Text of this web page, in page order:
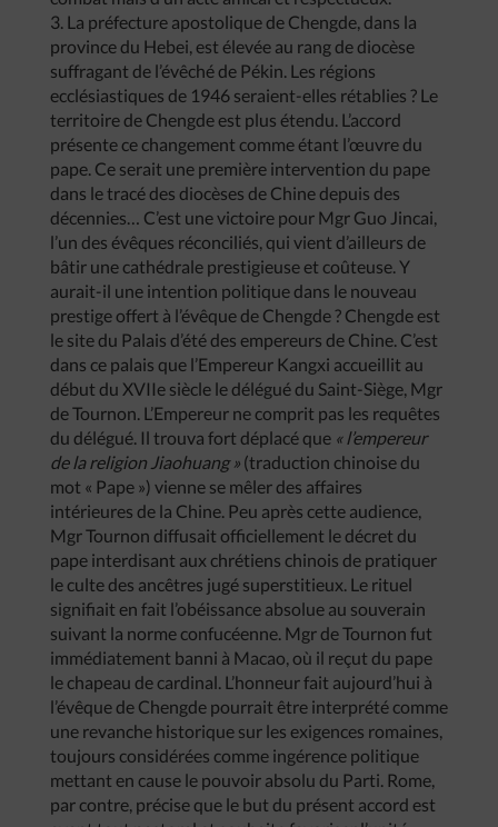
3. La préfecture apostolique de Chengde, dans la
province du Hebei, est élevée au rang de diocèse
suffragant de l’évêché de Pékin. Les régions
ecclésiastiques de 1946 seraient-elles rétablies ? Le
territoire de Chengde est plus étendu. L’accord
présente ce changement comme étant l’œuvre du
pape. Ce serait une première intervention du pape
dans le tracé des diocèses de Chine depuis des
décennies… C’est une victoire pour Mgr Guo Jincai,
l’un des évêques réconciliés, qui vient d’ailleurs de
bâtir une cathédrale prestigieuse et coûteuse. Y
aurait-il une intention politique dans le nouveau
prestige offert à l’évêque de Chengde ? Chengde est
le site du Palais d’été des empereurs de Chine. C’est
dans ce palais que l’Empereur Kangxi accueillit au
début du XVIIe siècle le délégué du Saint-Siège, Mgr
de Tournon. L’Empereur ne comprit pas les requêtes
du délégué. Il trouva fort déplacé que « l’empereur
de la religion Jiaohuang » (traduction chinoise du
mot « Pape ») vienne se mêler des affaires
intérieures de la Chine. Peu après cette audience,
Mgr Tournon diffusait officiellement le décret du
pape interdisant aux chrétiens chinois de pratiquer
le culte des ancêtres jugé superstitieux. Le rituel
signifiait en fait l’obéissance absolue au souverain
suivant la norme confucéenne. Mgr de Tournon fut
immédiatement banni à Macao, où il reçut du pape
le chapeau de cardinal. L’honneur fait aujourd’hui à
l’évêque de Chengde pourrait être interprété comme
une revanche historique sur les exigences romaines,
toujours considérées comme ingérence politique
mettant en cause le pouvoir absolu du Parti. Rome,
par contre, précise que le but du présent accord est